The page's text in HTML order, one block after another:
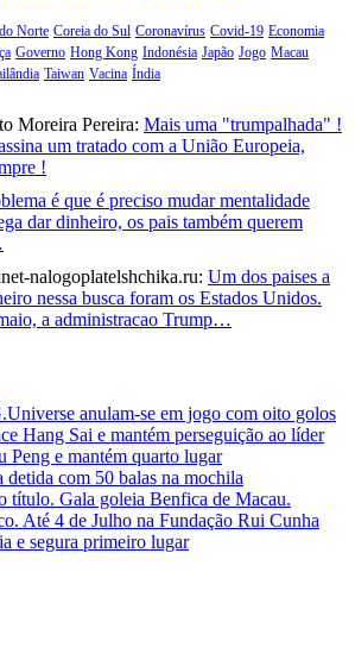
Norte Coreia do Sul Coronavírus Covid-19 Economia
Governo Hong Kong Indonésia Japão Jogo Macau
Taiwan Vacina Índia
Moreira Pereira: Mais uma "trumpalhada" !
um tratado com a União Europeia,
!
é que é preciso mudar mentalidade
dar dinheiro, os pais também querem
nalogoplatelshchika.ru: Um dos paises a
nessa busca foram os Estados Unidos.
a administracao Trump…
anulam-se em jogo com oito golos
Hang Sai e mantém perseguição ao líder
Peng e mantém quarto lugar
detida com 50 balas na mochila
título. Gala goleia Benfica de Macau.
Até 4 de Julho na Fundação Rui Cunha
e segura primeiro lugar